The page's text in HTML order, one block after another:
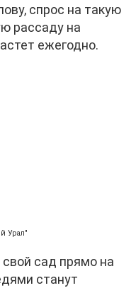
спрос на такую
рассаду на
ежегодно.
Урал"
свой сад прямо на
станут